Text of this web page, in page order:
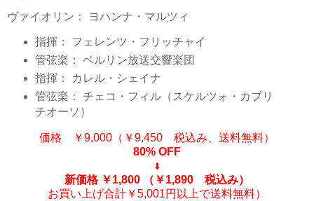
ヴァイオリン： ヨハンナ・マルツィ
指揮： フェレンツ・フリッチャイ
管弦楽： ベルリン放送交響楽団
指揮： カレル・シェイナ
管弦楽： チェコ・フィル（スケルツォ・カプリ
チオーソ）
価格 ￥9,000（￥9,450 税込み、送料無料）
80% OFF
⬇
新価格 ￥1,800
（￥1,890 税込み）
お買い上げ合計￥5,001円以上で送料無料）